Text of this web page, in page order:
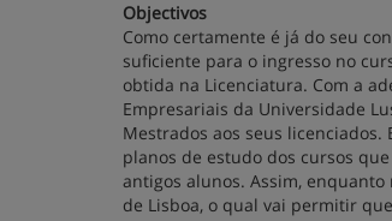
Objectivos
Como certamente é já do seu
suficiente para o ingresso no
obtida na Licenciatura. Com a
Empresariais da Universidade
Mestrados aos seus
planos de estudo dos cursos
antigos alunos. Assim,
de Lisboa, o qual vai permitir